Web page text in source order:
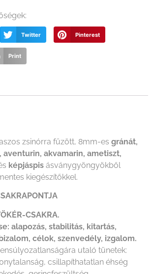
Twitter Pinterest
Print
zsinórra fűzött, 8mm-es gránát,
aventurin, akvamarin, ametiszt,
képjáspis ásványgyöngyökből
kiegészítőkkel.
CSAKRA.
alapozás, stabilitás, kitartás,
célok, szenvedély, izgalom.
utaló tünetek:
csillapíthatatlan éhség